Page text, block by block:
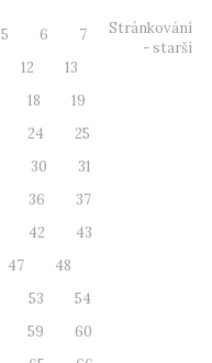
5 6
7
12
13
18
19
24
25
30
31
36
37
42
43
47
48
53
54
59
60
Stránkování
- starší